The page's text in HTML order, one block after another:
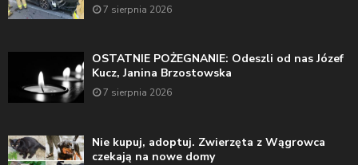
7 sierpnia 2026
OSTATNIE POŻEGNANIE: Odeszli od nas Józef
Kucz, Janina Brzostowska
7 sierpnia 2026
Nie kupuj, adoptuj. Zwierzęta z Wągrowca
czekają na nowe domy